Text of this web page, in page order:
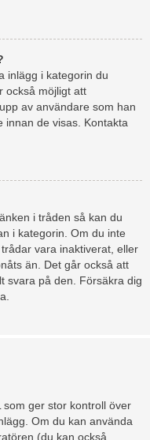
inlägg i kategorin du
också möjligt att
av användare som han
innan de visas. Kontakta
i tråden så kan du
i kategorin. Om du inte
vara inaktiverat, eller
än. Det går också att
svara på den. Försäkra dig
som ger stor kontroll över
Om du kan använda
(du kan också